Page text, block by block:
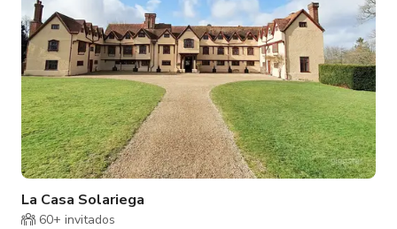
La Casa Solariega
60+ invitados